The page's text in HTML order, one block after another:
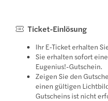
Ticket-Einlösung
Ihr E-Ticket erhalten
Sie erhalten sofort
Eugenius!-Gutschein.
Zeigen Sie den
einen gültigen
Gutscheins ist nicht